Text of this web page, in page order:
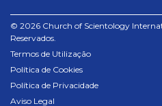
© 2026 Church of Scientology
Reservados.
Termos de Utilização
Política de Cookies
Política de Privacidade
Aviso Legal